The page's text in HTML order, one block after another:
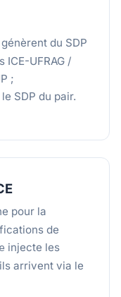
génèrent du SDP
ICE-UFRAG /
;
SDP du pair.
pour la
de
injecte les
arrivent via le